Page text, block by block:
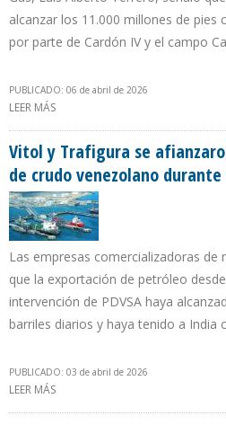
alcanzar los 11.000 millones de pies
por parte de Cardón IV y el campo
PUBLICADO: 06 de abril de 2026
LEER MÁS
Vitol y Trafigura se
de crudo venezolano durante
Las empresas comercializadoras
que la exportación de petróleo
intervención de PDVSA haya
barriles diarios y haya tenido a India
PUBLICADO: 03 de abril de 2026
LEER MÁS